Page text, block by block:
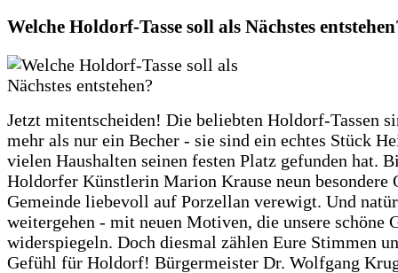
Welche Holdorf-Tasse soll als Nächstes
Jetzt mitentscheiden! Die beliebten Holdorf-Tassen
mehr als nur ein Becher - sie sind ein echtes Stück
vielen Haushalten seinen festen Platz gefunden hat.
Holdorfer Künstlerin Marion Krause neun besondere
Gemeinde liebevoll auf Porzellan verewigt. Und
weitergehen - mit neuen Motiven, die unsere schöne
widerspiegeln. Doch diesmal zählen Eure Stimmen
Gefühl für Holdorf! Bürgermeister Dr. Wolfgang